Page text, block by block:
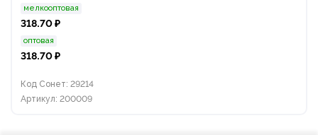
мелкооптовая
318.70 ₽
оптовая
318.70 ₽
Код Сонет: 29214
Артикул: 200009